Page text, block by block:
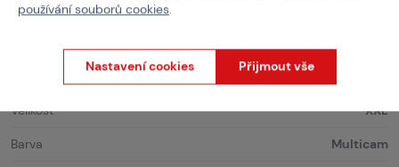
Kód produktu
Velikost XXL
Barva Multicam
používání souborů cookies.
Nastavení cookies Přijmout vše